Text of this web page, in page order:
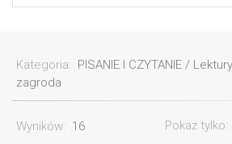
Kategoria:
PISANIE I CZYTANIE /
zagroda
Wyników: 16 Pokaż tylko: